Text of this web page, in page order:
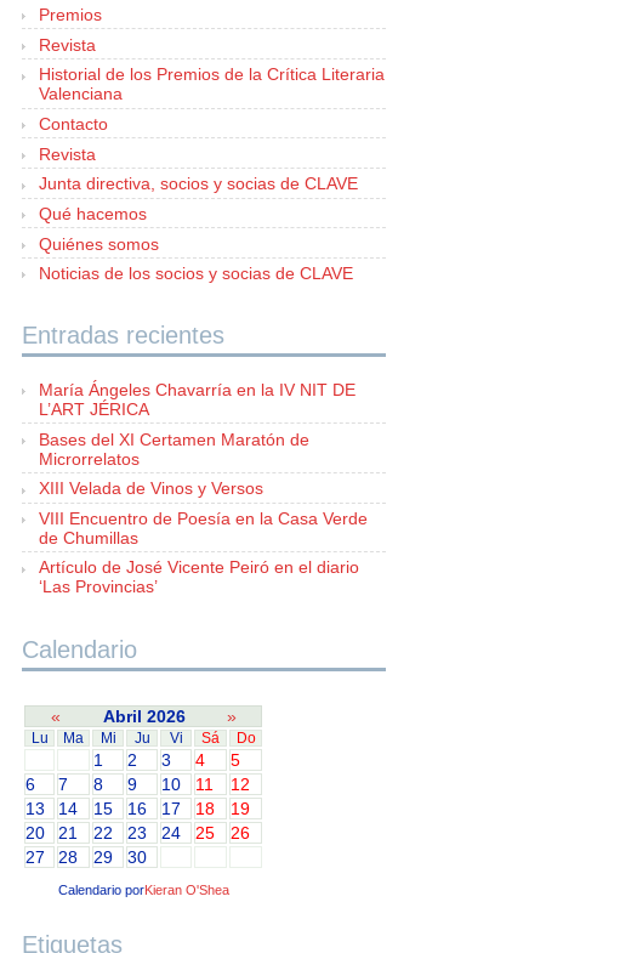
Premios
Revista
Historial de los Premios de la Crítica Literaria
Valenciana
Contacto
Revista
Junta directiva, socios y socias de CLAVE
Qué hacemos
Quiénes somos
Noticias de los socios y socias de CLAVE
Entradas recientes
María Ángeles Chavarría en la IV NIT DE
L’ART JÉRICA
Bases del XI Certamen Maratón de
Microrrelatos
XIII Velada de Vinos y Versos
VIII Encuentro de Poesía en la Casa Verde
de Chumillas
Artículo de José Vicente Peiró en el diario
‘Las Provincias’
Calendario
« Abril 2026 »
Lu Ma Mi Ju Vi Sá Do
1 2 3 4
5
6
7 8 9 10 11
12
13
14 15 16 17 18
19
20
21 22 23 24 25
26
27
28 29 30
Calendario porKieran O'Shea
Etiquetas